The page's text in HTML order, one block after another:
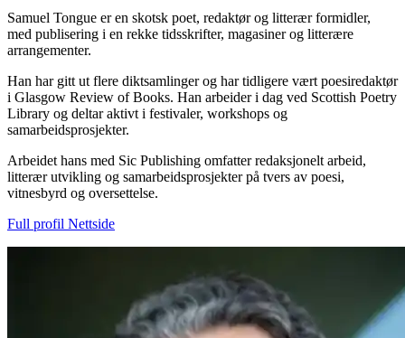
Samuel Tongue er en skotsk poet, redaktør og litterær formidler,
med publisering i en rekke tidsskrifter, magasiner og litterære
arrangementer.
Han har gitt ut flere diktsamlinger og har tidligere vært poesiredaktør
i Glasgow Review of Books. Han arbeider i dag ved Scottish Poetry
Library og deltar aktivt i festivaler, workshops og
samarbeidsprosjekter.
Arbeidet hans med Sic Publishing omfatter redaksjonelt arbeid,
litterær utvikling og samarbeidsprosjekter på tvers av poesi,
vitnesbyrd og oversettelse.
Full profil Nettside